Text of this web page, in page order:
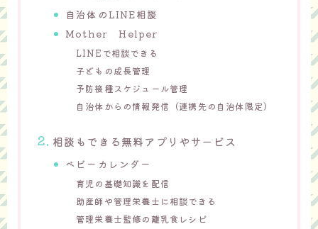
自治体のLINE相談
Mother Helper
LINEで相談できる
子どもの成長管理
予防接種スケジュール管理
自治体からの情報発信（連携先の自治体限定）
相談もできる無料アプリやサービス
ベビーカレンダー
育児の基礎知識を配信
助産師や管理栄養士に相談できる
管理栄養士監修の離乳食レシピ